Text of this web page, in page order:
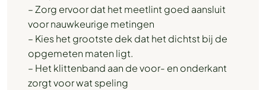
– Zorg ervoor dat het meetlint goed aansluit
voor nauwkeurige metingen
– Kies het grootste dek dat het dichtst bij de
opgemeten maten ligt.
– Het klittenband aan de voor- en onderkant
zorgt voor wat speling